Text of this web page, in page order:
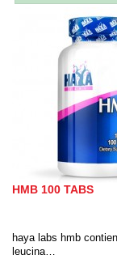
HMB 100 TABS
haya labs hmb
leucina…